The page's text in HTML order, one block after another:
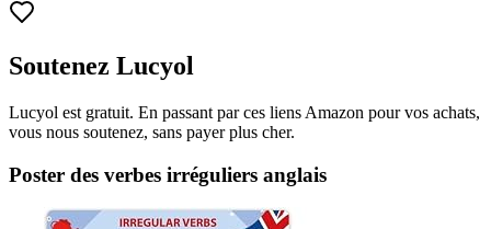
Soutenez Lucyol
Lucyol est gratuit. En passant par ces liens Amazon pour vos achats,
vous nous soutenez, sans payer plus cher.
Poster des verbes irréguliers anglais